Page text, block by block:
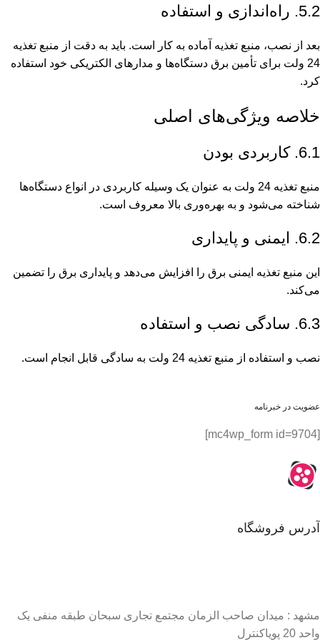
5.2. راه‌اندازی و استفاده
بعد از نصب، منبع تغذیه آماده به کار است. باید به دقت از منبع تغذیه
24 ولت برای تأمین برق دستگاه‌ها و مدارهای الکتریکی خود استفاده
کرد.
خلاصه ویژگی‌های اصلی
6.1. کاربردی بودن
منبع تغذیه 24 ولت به عنوان یک وسیله کاربردی در انواع دستگاه‌ها
شناخته می‌شود و به بهره‌وری بالا معروف است.
6.2. ایمنی و پایداری
این منبع تغذیه ایمنی برق را افزایش می‌دهد و پایداری برق را تضمین
می‌کند.
6.3. سادگی نصب و استفاده
نصب و استفاده از منبع تغذیه 24 ولت به سادگی قابل انجام است.
عضویت در خبرنامه
[mc4wp_form id=9704]
آدرس فروشگاه
مشهد : میدان صاحب الزمان مجتمع تجاری سبحان طبقه منفی یک
واحد 20 پویاکنترل